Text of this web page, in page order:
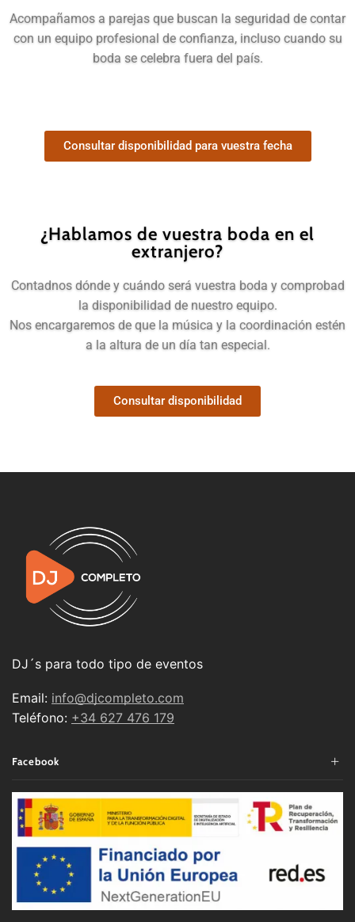
Acompañamos a parejas que buscan la seguridad de contar
con un equipo profesional de confianza, incluso cuando su
boda se celebra fuera del país.
Consultar disponibilidad para vuestra fecha
¿Hablamos de vuestra boda en el
extranjero?
Contadnos dónde y cuándo será vuestra boda y comprobad
la disponibilidad de nuestro equipo.
Nos encargaremos de que la música y la coordinación estén
a la altura de un día tan especial.
Consultar disponibilidad
DJ´s para todo tipo de eventos
Email: info@djcompleto.com
Teléfono: +34 627 476 179
Facebook